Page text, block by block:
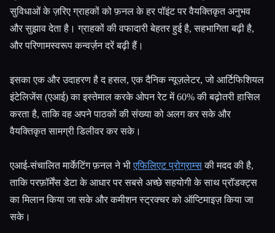
सुविधाओं के ज़रिए ग्राहकों को फ़नल के हर पॉइंट पर वैयक्तिकृत अनुभव
और सुझाव देता है। ग्राहकों की वफादारी बेहतर हुई है, सहभागिता बढ़ी है,
और परिणामस्वरूप कन्वर्ज़न दरें बढ़ी हैं।
इसका एक और उदाहरण है द हसल, एक दैनिक न्यूज़लेटर, जो आर्टिफिशियल
इंटेलिजेंस (एआई) का इस्तेमाल करके ओपन रेट में 60% की बढ़ोतरी हासिल
करता है, ताकि वह अपने पाठकों की संख्या को अलग कर सके और
वैयक्तिकृत सामग्री डिलीवर कर सके।
एआई-संचालित मार्केटिंग फ़नल ने भीएफिलिएट प्रोग्राम्सकी मदद की है,
ताकि परफ़ॉर्मेंस डेटा के आधार पर सबसे अच्छे सहयोगी के साथ प्रॉडक्ट्स
का मिलान किया जा सके और कमीशन स्ट्रक्चर को ऑप्टिमाइज़ किया जा
सके।